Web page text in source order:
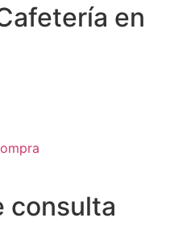
en
consulta